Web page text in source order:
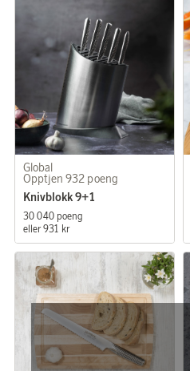
Global
Opptjen 932 poeng
Knivblokk 9+1
30 040 poeng
eller 931 kr